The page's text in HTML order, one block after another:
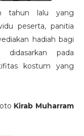
tahun lalu yang
peserta, panitia
hadiah bagi
didasarkan pada
kostum yang
Kirab Muharram